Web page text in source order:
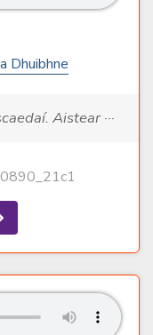
Dhuibhne
Aistear ···